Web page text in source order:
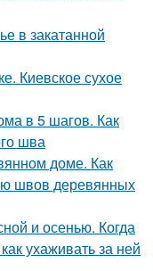
в закатанной
Киевское сухое
в 5 шагов. Как
шва
доме. Как
швов деревянных
и осенью. Когда
ухаживать за ней